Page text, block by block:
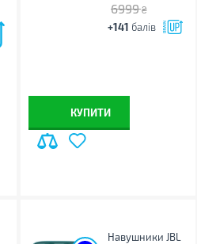
6999 ₴
+141 балів
КУПИТИ
Навушники JBL